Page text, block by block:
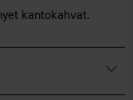
kantokahvat.